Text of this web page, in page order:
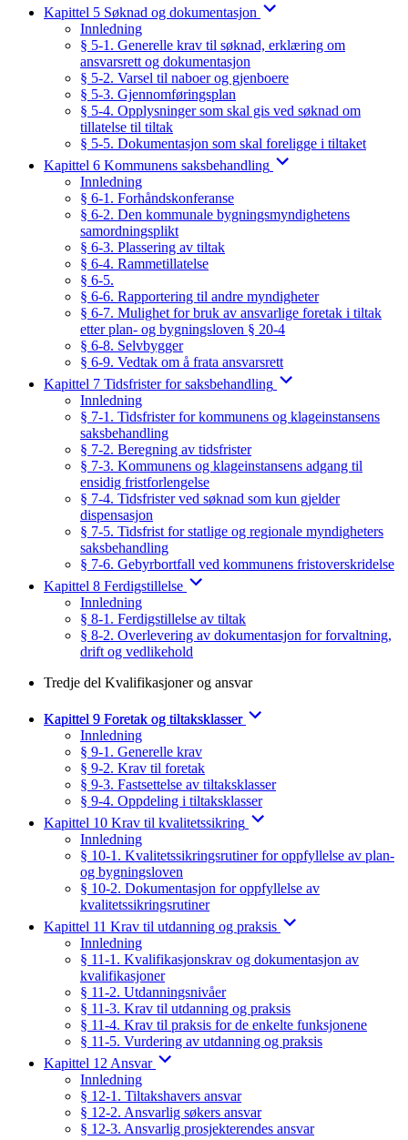
Kapittel 5 Søknad og dokumentasjon
Innledning
§ 5-1. Generelle krav til søknad, erklæring om
ansvarsrett og dokumentasjon
§ 5-2. Varsel til naboer og gjenboere
§ 5-3. Gjennomføringsplan
§ 5-4. Opplysninger som skal gis ved søknad om
tillatelse til tiltak
§ 5-5. Dokumentasjon som skal foreligge i tiltaket
Kapittel 6 Kommunens saksbehandling
Innledning
§ 6-1. Forhåndskonferanse
§ 6-2. Den kommunale bygningsmyndighetens
samordningsplikt
§ 6-3. Plassering av tiltak
§ 6-4. Rammetillatelse
§ 6-5.
§ 6-6. Rapportering til andre myndigheter
§ 6-7. Mulighet for bruk av ansvarlige foretak i tiltak
etter plan- og bygningsloven § 20-4
§ 6-8. Selvbygger
§ 6-9. Vedtak om å frata ansvarsrett
Kapittel 7 Tidsfrister for saksbehandling
Innledning
§ 7-1. Tidsfrister for kommunens og klageinstansens
saksbehandling
§ 7-2. Beregning av tidsfrister
§ 7-3. Kommunens og klageinstansens adgang til
ensidig fristforlengelse
§ 7-4. Tidsfrister ved søknad som kun gjelder
dispensasjon
§ 7-5. Tidsfrist for statlige og regionale myndigheters
saksbehandling
§ 7-6. Gebyrbortfall ved kommunens fristoverskridelse
Kapittel 8 Ferdigstillelse
Innledning
§ 8-1. Ferdigstillelse av tiltak
§ 8-2. Overlevering av dokumentasjon for forvaltning,
drift og vedlikehold
Tredje del Kvalifikasjoner og ansvar
Kapittel 9 Foretak og tiltaksklasser
Innledning
§ 9-1. Generelle krav
§ 9-2. Krav til foretak
§ 9-3. Fastsettelse av tiltaksklasser
§ 9-4. Oppdeling i tiltaksklasser
Kapittel 10 Krav til kvalitetssikring
Innledning
§ 10-1. Kvalitetssikringsrutiner for oppfyllelse av plan-
og bygningsloven
§ 10-2. Dokumentasjon for oppfyllelse av
kvalitetssikringsrutiner
Kapittel 11 Krav til utdanning og praksis
Innledning
§ 11-1. Kvalifikasjonskrav og dokumentasjon av
kvalifikasjoner
§ 11-2. Utdanningsnivåer
§ 11-3. Krav til utdanning og praksis
§ 11-4. Krav til praksis for de enkelte funksjonene
§ 11-5. Vurdering av utdanning og praksis
Kapittel 12 Ansvar
Innledning
§ 12-1. Tiltakshavers ansvar
§ 12-2. Ansvarlig søkers ansvar
§ 12-3. Ansvarlig prosjekterendes ansvar